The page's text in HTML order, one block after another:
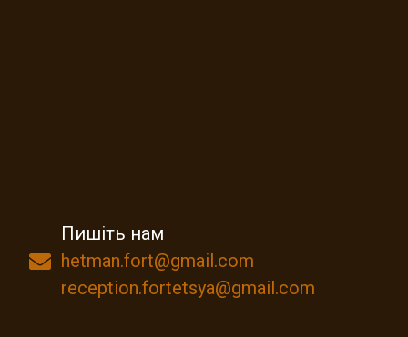
Пишіть нам
hetman.fort@gmail.com
reception.fortetsya@gmail.com